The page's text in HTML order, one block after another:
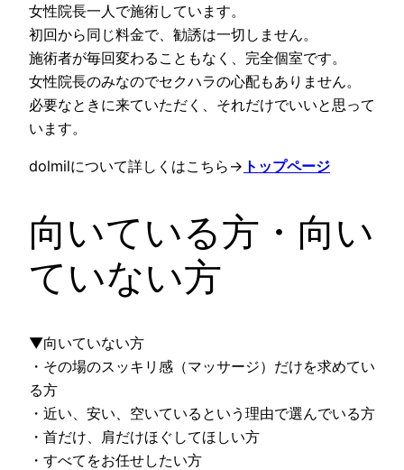
女性院長一人で施術しています。
初回から同じ料金で、勧誘は一切しません。
施術者が毎回変わることもなく、完全個室です。
女性院長のみなのでセクハラの心配もありません。
必要なときに来ていただく、それだけでいいと思って
います。
dolmilについて詳しくはこちら→ トップページ
向いている方・向い
ていない方
▼向いていない方
・その場のスッキリ感（マッサージ）だけを求めてい
る方
・近い、安い、空いているという理由で選んでいる方
・首だけ、肩だけほぐしてほしい方
・すべてをお任せしたい方